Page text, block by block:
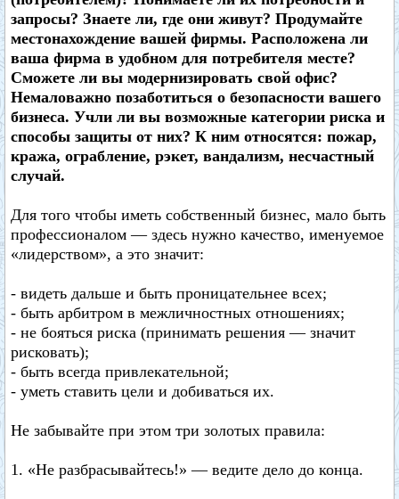
запросы? Знаете ли, где они живут? Продумайте
местонахождение вашей фирмы. Расположена ли
ваша фирма в удобном для потребителя месте?
Сможете ли вы модернизировать свой офис?
Немаловажно позаботиться о безопасности вашего
бизнеса. Учли ли вы возможные категории риска и
способы защиты от них? К ним относятся: пожар,
кража, ограбление, рэкет, вандализм, несчастный
случай.
Для того чтобы иметь собственный бизнес, мало быть
профессионалом — здесь нужно качество, именуемое
«лидерством», а это значит:
- видеть дальше и быть проницательнее всех;
- быть арбитром в межличностных отношениях;
- не бояться риска (принимать решения — значит
рисковать);
- быть всегда привлекательной;
- уметь ставить цели и добиваться их.
Не забывайте при этом три золотых правила:
1. «Не разбрасывайтесь!» — ведите дело до конца.